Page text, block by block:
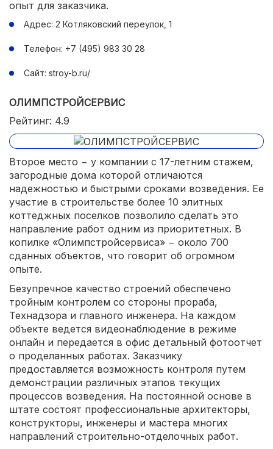
опыт для заказчика.
Адрес: 2 Котляковский переулок, 1
Телефон: +7 (495) 983 30 28
Сайт: stroy-b.ru/
ОЛИМПСТРОЙСЕРВИС
Рейтинг: 4.9
Второе место − у компании с 17-летним стажем,
загородные дома которой отличаются
надежностью и быстрыми сроками возведения. Ее
участие в строительстве более 10 элитных
коттеджных поселков позволило сделать это
направление работ одним из приоритетных. В
копилке «Олимпстройсервиса» − около 700
сданных объектов, что говорит об огромном
опыте.
Безупречное качество строений обеспечено
тройным контролем со стороны прораба,
Технадзора и главного инженера. На каждом
объекте ведется видеонаблюдение в режиме
онлайн и передается в офис детальный фотоотчет
о проделанных работах. Заказчику
предоставляется возможность контроля путем
демонстрации различных этапов текущих
процессов возведения. На постоянной основе в
штате состоят профессиональные архитекторы,
конструкторы, инженеры и мастера многих
направлений строительно-отделочных работ.